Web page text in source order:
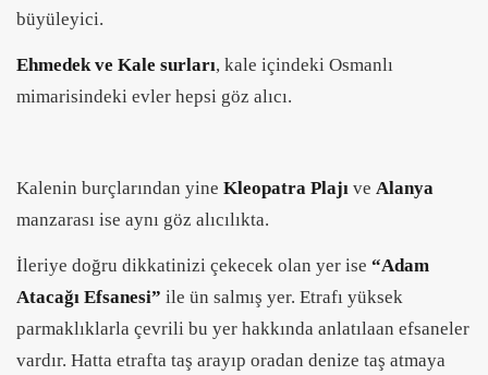
büyüleyici.
Ehmedek ve Kale surları, kale içindeki Osmanlı
mimarisindeki evler hepsi göz alıcı.
Kalenin burçlarından yine Kleopatra Plajı ve Alanya
manzarası ise aynı göz alıcılıkta.
İleriye doğru dikkatinizi çekecek olan yer ise “Adam
Atacağı Efsanesi” ile ün salmış yer. Etrafı yüksek
parmaklıklarla çevrili bu yer hakkında anlatılaan efsaneler
vardır. Hatta etrafta taş arayıp oradan denize taş atmaya